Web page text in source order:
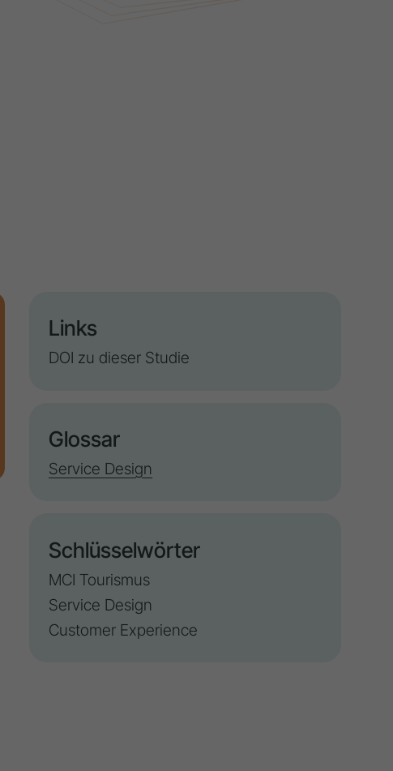
Links
DOI zu dieser Studie
Glossar
Service Design
Schlüsselwörter
MCI Tourismus
Service Design
Customer Experience